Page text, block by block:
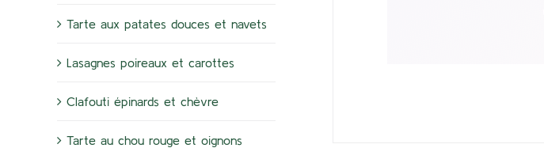
Tarte aux patates douces et navets
Lasagnes poireaux et carottes
Clafouti épinards et chèvre
Tarte au chou rouge et oignons